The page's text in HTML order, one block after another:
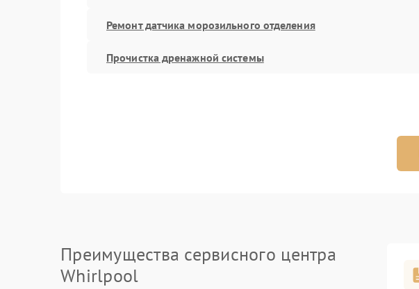
Ремонт датчика морозильного отделения
Прочистка дренажной системы
Преимущества сервисного центра
Whirlpool